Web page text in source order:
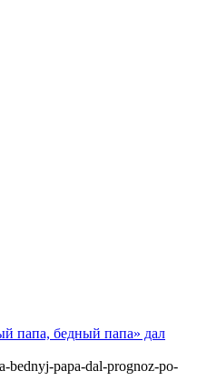
папа, бедный папа» дал
bednyj-papa-dal-prognoz-po-